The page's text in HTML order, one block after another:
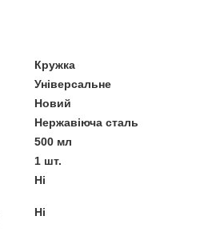
Кружка
Універсальне
Новий
Нержавіюча сталь
500 мл
1 шт.
Ні
Ні